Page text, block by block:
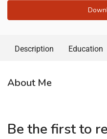
Description Education
About Me
Be the first to